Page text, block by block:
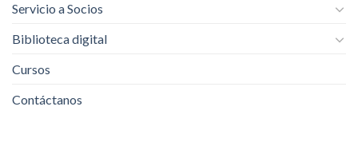
Servicio a Socios
Biblioteca digital
Cursos
Contáctanos